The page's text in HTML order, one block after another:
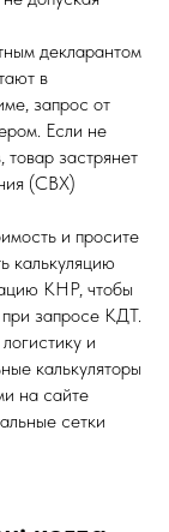
декларантом
в
запрос от
Если не
товар застрянет
(СВХ)
и просите
калькуляцию
КНР, чтобы
запросе КДТ.
и
калькуляторы
на сайте
сетки